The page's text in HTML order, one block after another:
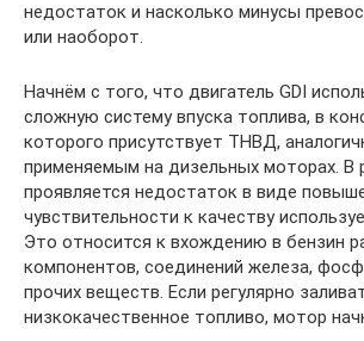
недостаток и насколько минусы
или наоборот.
Начнём с того, что двигатель GDI
сложную систему впуска топлива, в
которого присутствует ТНВД,
применяемым на дизельных моторах. В
проявляется недостаток в виде
чувствительности к качеству
Это относится к вхождению в бензин
компонентов, соединений железа,
прочих веществ. Если регулярно
низкокачественное топливо, мотор